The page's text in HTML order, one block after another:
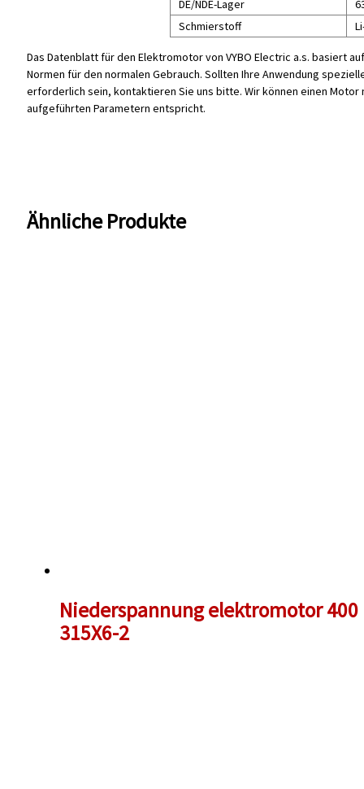
DE/NDE-Lager
Schmierstoff
Das Datenblatt für den Elektromotor von VYBO Electric a.s. basiert
Normen für den normalen Gebrauch. Sollten Ihre Anwendung
erforderlich sein, kontaktieren Sie uns bitte. Wir können einen Motor
aufgeführten Parametern entspricht.
Ähnliche Produkte
Niederspannung elektromotor 400
315X6-2